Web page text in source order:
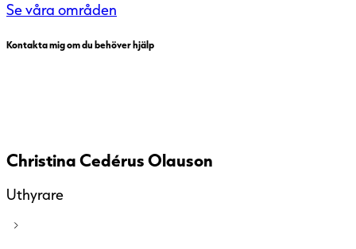
Se våra områden
Kontakta mig om du behöver hjälp
Christina Cedérus Olauson
Uthyrare